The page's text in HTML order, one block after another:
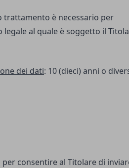
trattamento è necessario per
al quale è soggetto il
dei dati: 10 (dieci) anni o
consentire al Titolare di